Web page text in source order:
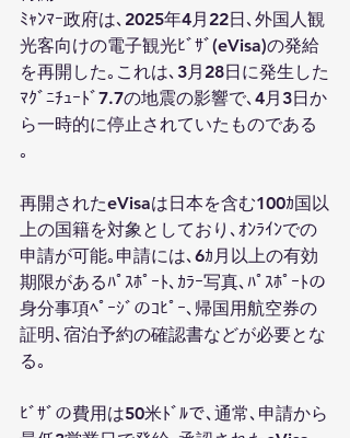
ﾐｬﾝﾏｰ政府は､2025年4月22日､外国人観
光客向けの電子観光ﾋﾞｻﾞ(eVisa)の発給
を再開した｡これは､3月28日に発生した
ﾏｸﾞﾆﾁｭｰﾄﾞ7.7の地震の影響で､4月3日か
ら一時的に停止されていたものである
｡
再開されたeVisaは日本を含む100ｶ国以
上の国籍を対象としており､ｵﾝﾗｲﾝでの
申請が可能｡申請には､6ｶ月以上の有効
期限があるﾊﾟｽﾎﾟｰﾄ､ｶﾗｰ写真､ﾊﾟｽﾎﾟｰﾄの
身分事項ﾍﾟｰｼﾞのｺﾋﾟｰ､帰国用航空券の
証明､宿泊予約の確認書などが必要とな
る｡
ﾋﾞｻﾞの費用は50米ﾄﾞﾙで､通常､申請から